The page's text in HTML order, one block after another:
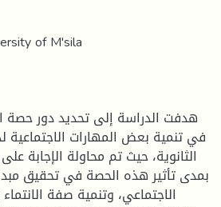
of M'sila
هدفت الدراسة إلى تحديد دور حصة
في تنمية بعض المهارات الاجتماعية
الثانوية، حيث تم محاولة الإجابة
بمدى تأثير هذه الحصة في تحقيق مبدأ
الاجتماعي، وتنمية صفة